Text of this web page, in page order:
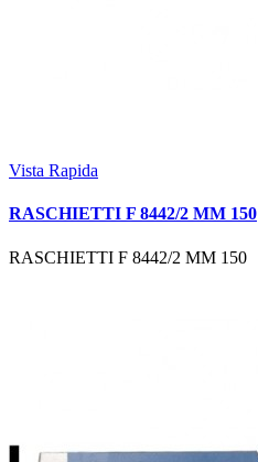
Vista Rapida
RASCHIETTI F 8442/2 MM 150
RASCHIETTI F 8442/2 MM 150